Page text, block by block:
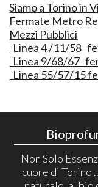
Siamo a Torino in
Fermate Metro
Mezzi Pubblici
Linea 4 /11/58
Linea 9/68/67
Linea 55/57/15
Non Solo
cuore di Torino